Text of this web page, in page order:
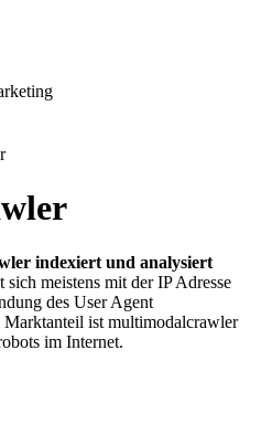
indexiert und analysiert
sich meistens mit der IP Adresse
des User Agent
ist multimodalcrawler
im Internet.